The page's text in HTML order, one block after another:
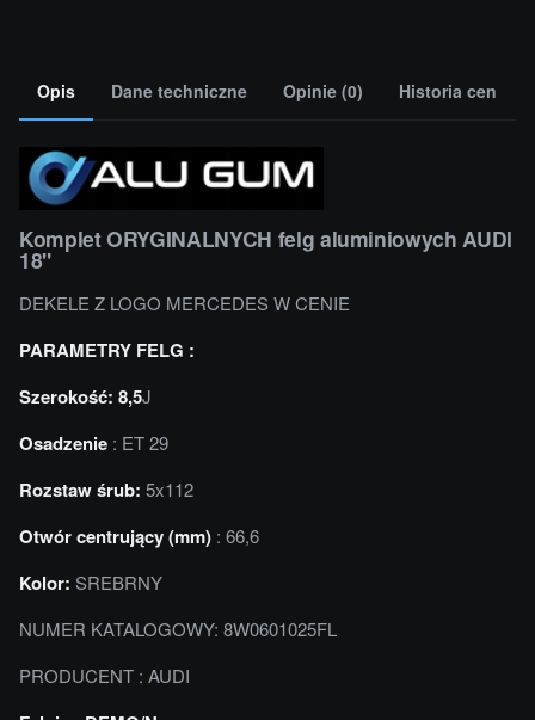
Opis Dane techniczne Opinie (0) Historia cen
Komplet ORYGINALNYCH felg aluminiowych AUDI
18"
DEKELE Z LOGO MERCEDES W CENIE
PARAMETRY FELG :
Szerokość: 8,5J
Osadzenie : ET 29
Rozstaw śrub: 5x112
Otwór centrujący (mm) : 66,6
Kolor: SREBRNY
NUMER KATALOGOWY: 8W0601025FL
PRODUCENT : AUDI